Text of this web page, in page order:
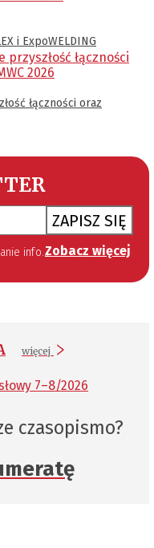
i ExpoWELDING
łączności oraz
ZAPISZ SIĘ
dobrowolna, jednak jej wyrażenie jest konieczne, aby otrzymywać newsletter. Zobacz więcej
więcej
czasopismo?